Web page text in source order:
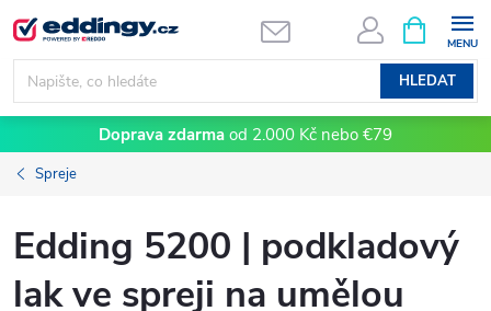
Přejít
na
obsah
HLEDAT
NÁKUPNÍ
KOŠÍK
Doprava zdarma od 2.000 Kč nebo €79
Spreje
Edding 5200 | podkladový
lak ve spreji na umělou